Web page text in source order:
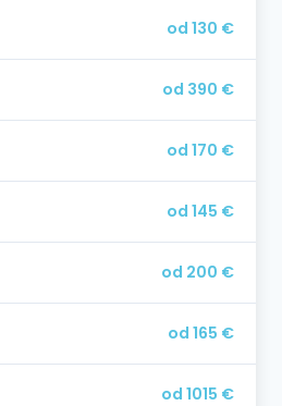
od 130 €
od 390 €
od 170 €
od 145 €
od 200 €
od 165 €
od 1015 €